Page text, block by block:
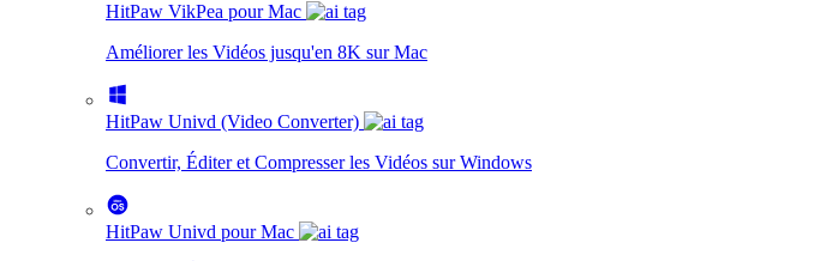
HitPaw VikPea pour Mac
Améliorer les Vidéos jusqu'en 8K sur Mac
HitPaw Univd (Video Converter)
Convertir, Éditer et Compresser les Vidéos sur Windows
HitPaw Univd pour Mac